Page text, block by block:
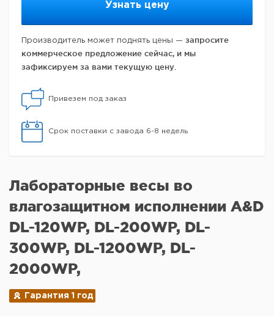
Узнать цену
Производитель может поднять цены — запросите
коммерческое предложение сейчас, и мы
зафиксируем за вами текущую цену.
Привезем под заказ
Срок поставки с завода 6-8 недель
Лабораторные весы во
влагозащитном исполнении A&D
DL-120WP, DL-200WP, DL-
300WP, DL-1200WP, DL-
2000WP,
Гарантия 1 год